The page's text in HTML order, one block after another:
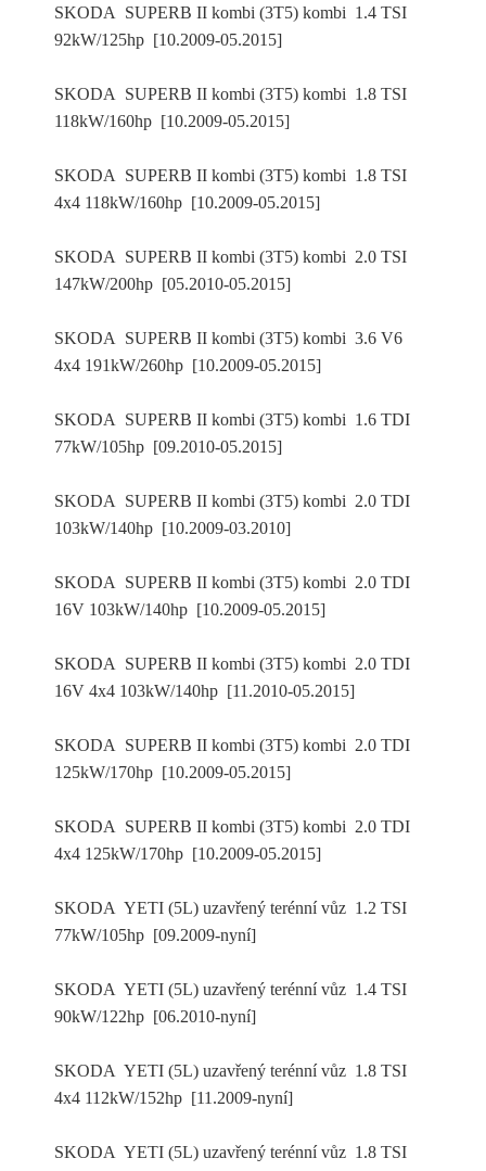
SKODA SUPERB II kombi (3T5) kombi 1.4 TSI
92kW/125hp [10.2009-05.2015]
SKODA SUPERB II kombi (3T5) kombi 1.8 TSI
118kW/160hp [10.2009-05.2015]
SKODA SUPERB II kombi (3T5) kombi 1.8 TSI
4x4 118kW/160hp [10.2009-05.2015]
SKODA SUPERB II kombi (3T5) kombi 2.0 TSI
147kW/200hp [05.2010-05.2015]
SKODA SUPERB II kombi (3T5) kombi 3.6 V6
4x4 191kW/260hp [10.2009-05.2015]
SKODA SUPERB II kombi (3T5) kombi 1.6 TDI
77kW/105hp [09.2010-05.2015]
SKODA SUPERB II kombi (3T5) kombi 2.0 TDI
103kW/140hp [10.2009-03.2010]
SKODA SUPERB II kombi (3T5) kombi 2.0 TDI
16V 103kW/140hp [10.2009-05.2015]
SKODA SUPERB II kombi (3T5) kombi 2.0 TDI
16V 4x4 103kW/140hp [11.2010-05.2015]
SKODA SUPERB II kombi (3T5) kombi 2.0 TDI
125kW/170hp [10.2009-05.2015]
SKODA SUPERB II kombi (3T5) kombi 2.0 TDI
4x4 125kW/170hp [10.2009-05.2015]
SKODA YETI (5L) uzavřený terénní vůz 1.2 TSI
77kW/105hp [09.2009-nyní]
SKODA YETI (5L) uzavřený terénní vůz 1.4 TSI
90kW/122hp [06.2010-nyní]
SKODA YETI (5L) uzavřený terénní vůz 1.8 TSI
4x4 112kW/152hp [11.2009-nyní]
SKODA YETI (5L) uzavřený terénní vůz 1.8 TSI